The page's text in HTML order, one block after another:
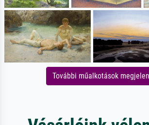
További műalkotások